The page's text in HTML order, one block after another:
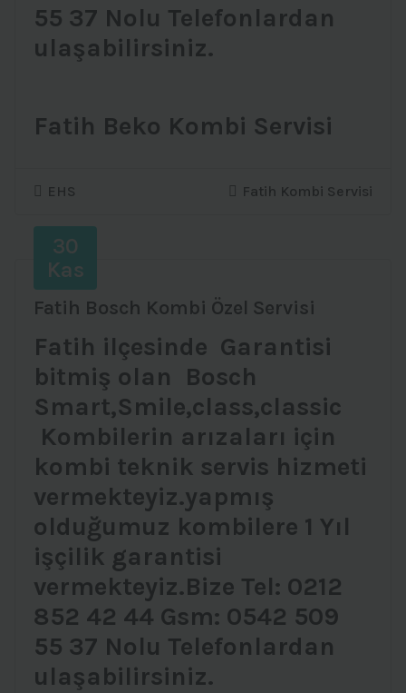
55 37 Nolu Telefonlardan
ulaşabilirsiniz.
Fatih Beko Kombi Servisi
EHS Fatih Kombi Servisi
30
Kas
Fatih Bosch Kombi Özel Servisi
Fatih ilçesinde Garantisi
bitmiş olan Bosch
Smart,Smile,class,classic
Kombilerin arızaları için
kombi teknik servis hizmeti
vermekteyiz.yapmış
olduğumuz kombilere 1 Yıl
işçilik garantisi
vermekteyiz.Bize Tel: 0212
852 42 44 Gsm: 0542 509
55 37 Nolu Telefonlardan
ulaşabilirsiniz.